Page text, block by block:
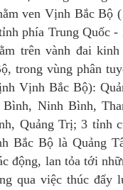
ven Vịnh Bắc Bộ
phía Trung Quốc -
trên vành đai kinh
trong vùng phân
Vịnh Bắc Bộ):
Ninh Bình,
Quảng Trị; 3 tỉnh
Bắc Bộ là Quảng
động, lan tỏa tới
qua việc thúc đẩy